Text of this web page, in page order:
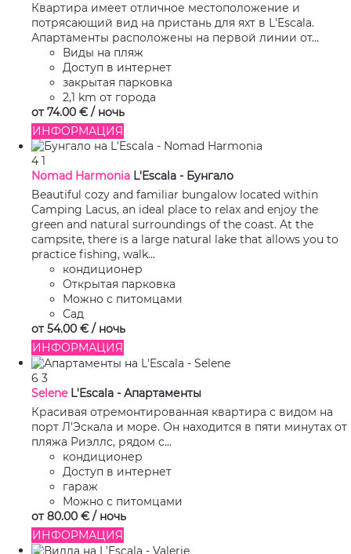
Квартира имеет отличное местоположение и
потрясающий вид на пристань для яхт в L'Escala.
Апартаменты расположены на первой линии от...
Виды на пляж
Доступ в интернет
закрытая парковка
2,1 km от города
от 74.00 € / ночь
ИНФОРМАЦИЯ
4 1
Nomad Harmonia L'Escala - Бунгало
Beautiful cozy and familiar bungalow located within
Camping Lacus, an ideal place to relax and enjoy the
green and natural surroundings of the coast. At the
campsite, there is a large natural lake that allows you to
practice fishing, walk...
кондиционер
Открытая парковка
Можно с питомцами
Сад
от 54.00 € / ночь
ИНФОРМАЦИЯ
6 3
Selene L'Escala - Апартаменты
Красивая отремонтированная квартира с видом на
порт Л'Эскала и море. Он находится в пяти минутах от
пляжа Риэллс, рядом с...
кондиционер
Доступ в интернет
гараж
Можно с питомцами
от 80.00 € / ночь
ИНФОРМАЦИЯ